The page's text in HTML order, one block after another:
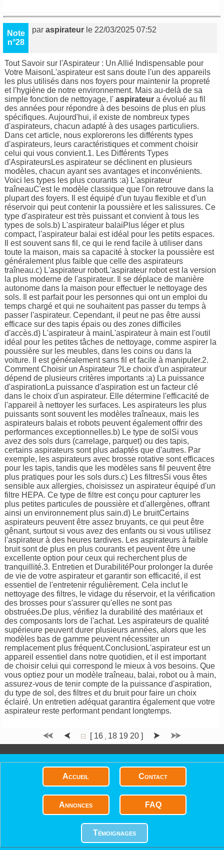
Note
n°28
paraspirateur le 22/03/2025 07:52
Tout Savoir sur l'Aspirateur : Un Allié Indispensable pour
Votre MaisonL'aspirateur est sans doute l'un des appareils
les plus utilisés dans nos foyers pour maintenir la propreté
et l'hygiène de notre environnement. Mais au-delà de sa
simple fonction de nettoyage, l'aspirateur a évolué au fil
des années pour répondre à des besoins de plus en plus
spécifiques. Aujourd'hui, il existe de nombreux types
d'aspirateurs, chacun adapté à des usages particuliers.
Dans cet article, nous explorerons les différents types
d'aspirateurs, leurs caractéristiques et comment choisir
celui qui vous convient.1. Les Différents Types
d'AspirateursLes aspirateur se déclinent en plusieurs
modèles, chacun ayant ses avantages et inconvénients.
Voici les types les plus courants :a) L'aspirateur
traîneauC'est le modèle classique que l'on retrouve dans la
plupart des foyers. Il est équipé d'un tuyau flexible et d'un
réservoir qui peut contenir la poussière et les salissures. Ce
type d'aspirateur est très puissant et convient à tous les
types de sols.b) L'aspirateur balaiPlus léger et plus
compact, l'aspirateur balai est idéal pour les petits espaces.
Il est souvent sans fil, ce qui le rend facile à utiliser dans
toute la maison, mais sa capacité à stocker la poussière est
généralement plus faible que celle des aspirateurs
traîneau.c) L'aspirateur robotL'aspirateur robot est la version
la plus moderne de l'aspirateur. Il se déplace de manière
autonome dans la maison pour effectuer le nettoyage des
sols. Il est parfait pour les personnes qui ont un emploi du
temps chargé et qui ne souhaitent pas passer du temps à
passer l'aspirateur. Cependant, il peut ne pas être aussi
efficace sur des tapis épais ou des zones difficiles
d'accès.d) L'aspirateur à mainL'aspirateur à main est l'outil
idéal pour les petites tâches de nettoyage, comme aspirer la
poussière sur les meubles, dans les coins ou dans la
voiture. Il est généralement sans fil et facile à manipuler.2.
Comment Choisir un Aspirateur ?Le choix d'un aspirateur
dépend de plusieurs critères importants :a) La puissance
d'aspirationLa puissance d'aspiration est un facteur clé
dans le choix d'un aspirateur. Elle détermine l'efficacité de
l'appareil à nettoyer les surfaces. Les aspirateurs les plus
puissants sont souvent les modèles traîneaux, mais les
aspirateurs balais et robots peuvent également offrir des
performances exceptionnelles.b) Le type de solSi vous
avez des sols durs (carrelage, parquet) ou des tapis,
certains aspirateurs sont plus adaptés que d'autres. Par
exemple, les aspirateurs avec brosse rotative sont efficaces
pour les tapis, tandis que les modèles sans fil peuvent être
plus pratiques pour les sols durs.c) Les filtresSi vous êtes
sensible aux allergies, choisissez un aspirateur équipé d'un
filtre HEPA. Ce type de filtre est conçu pour capturer les
plus petites particules de poussière et d'allergènes, offrant
ainsi un environnement plus sain.d) Le bruitCertains
aspirateurs peuvent être assez bruyants, ce qui peut être
gênant, surtout si vous avez des enfants ou si vous utilisez
l'aspirateur à des heures tardives. Les aspirateurs à faible
bruit sont de plus en plus courants et peuvent être une
excellente option pour ceux qui recherchent plus de
tranquillité.3. Entretien et DurabilitéPour prolonger la durée
de vie de votre aspirateur et garantir son efficacité, il est
essentiel de l'entretenir régulièrement. Cela inclut le
nettoyage des filtres, le vidage du réservoir, et la vérification
des brosses pour s'assurer qu'elles ne sont pas
obstruées.De plus, vérifiez la durabilité des matériaux et
des composants lors de l'achat. Les aspirateurs de qualité
supérieure peuvent durer plusieurs années, alors que les
modèles bas de gamme peuvent nécessiter un
remplacement plus fréquent.ConclusionL'aspirateur est un
appareil essentiel dans notre quotidien, et il est important
de choisir celui qui correspond le mieux à vos besoins. Que
vous optiez pour un modèle traîneau, balai, robot ou à main,
assurez-vous de tenir compte de la puissance d'aspiration,
du type de sol, des filtres et du bruit pour faire un choix
éclairé. Un entretien adéquat garantira également que votre
aspirateur reste performant pendant longtemps.
[ 16 18 19 20 ]
Accueil Contact
Annonces FAQ
Témoignages